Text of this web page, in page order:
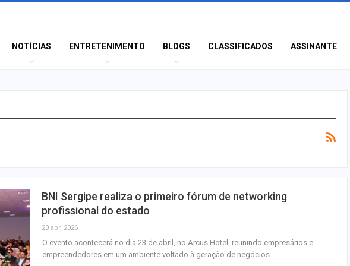
NOTÍCIAS ENTRETENIMENTO BLOGS CLASSIFICADOS ASSINANTE
BNI Sergipe realiza o primeiro fórum de networking
profissional do estado
20 abr, 2026
O evento acontecerá no dia 23 de abril, no Arcus Hotel, reunindo empresários e
empreendedores em um ambiente voltado à geração de negócios
Previsão do tempo indica